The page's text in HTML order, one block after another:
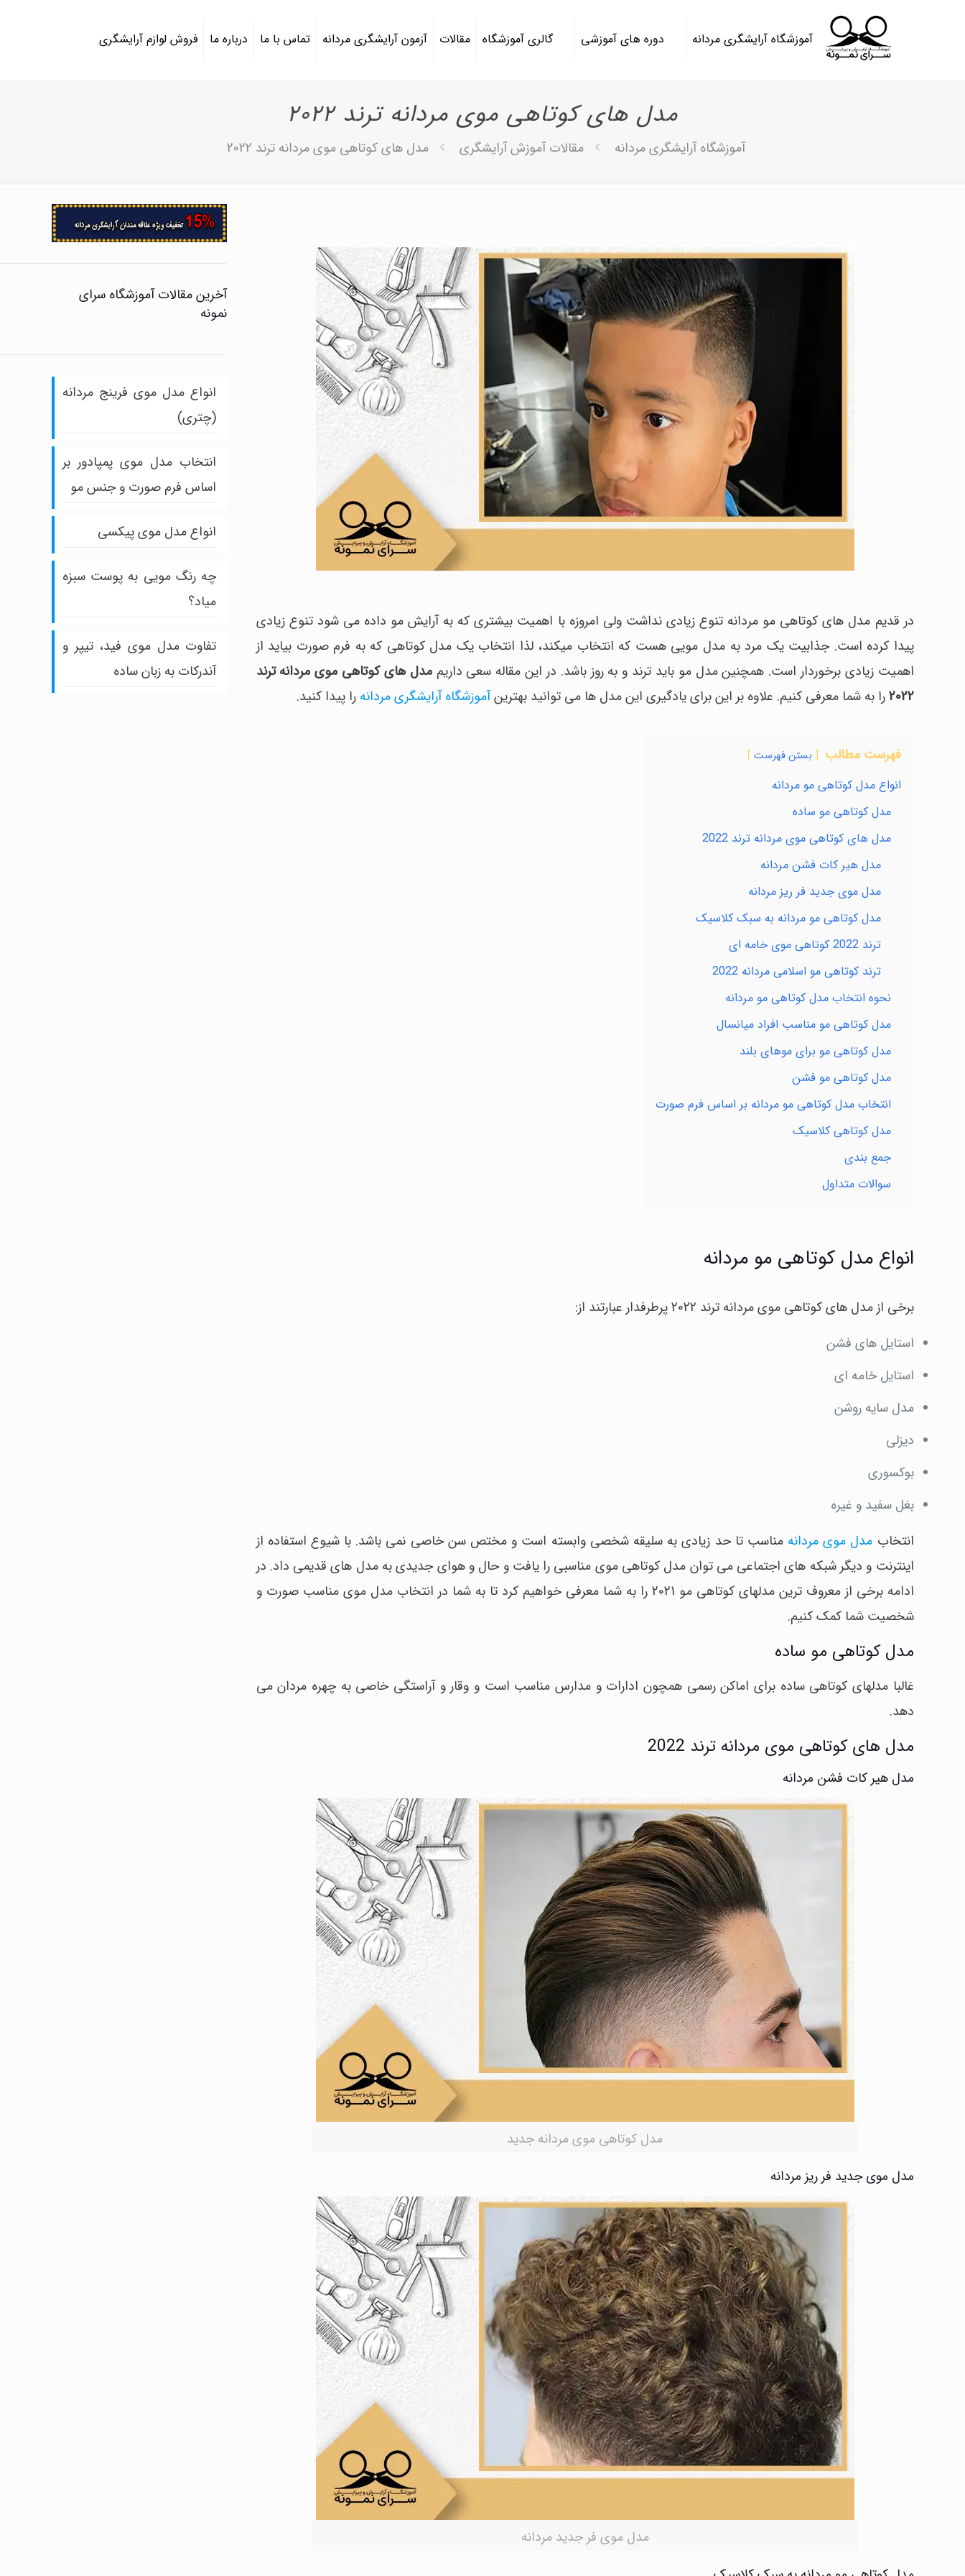
آموزشگاه آرایشگری مردانه دوره های آموزشی گالری آموزشگاه مقالات آزمون آرایشگری مردانه تماس با ما درباره ما فروش لوازم آرایشگری
مدل های کوتاهی موی مردانه ترند 2022
آموزشگاه آرایشگری مردانه مقالات آموزش آرایشگری مدل های کوتاهی موی مردانه ترند 2022
در قدیم مدل های کوتاهی مو مردانه تنوع زیادی نداشت ولی امروزه با اهمیت بیشتری که به آرایش مو داده می شود تنوع زیادی
پیدا کرده است. جذابیت یک مرد به مدل مویی هست که انتخاب میکند، لذا انتخاب یک مدل کوتاهی که به فرم صورت بیاید از
اهمیت زیادی برخوردار است. همچنین مدل مو باید ترند و به روز باشد. در این مقاله سعی داریممدل های کوتاهی موی مردانه ترند
2022را به شما معرفی کنیم. علاوه بر این برای یادگیری این مدل ها می توانید بهترینآموزشگاه آرایشگری مردانه را پیدا کنید.
فهرست مطالب بستن فهرست
انواع مدل کوتاهی مو مردانه
مدل کوتاهی مو ساده
مدل های کوتاهی موی مردانه ترند 2022
مدل هیر کات فشن مردانه
مدل موی جدید فر ریز مردانه
مدل کوتاهی مو مردانه به سبک کلاسیک
ترند 2022 کوتاهی موی خامه ای
ترند کوتاهی مو اسلامی مردانه 2022
نحوه انتخاب مدل کوتاهی مو مردانه
مدل کوتاهی مو مناسب افراد میانسال
مدل کوتاهی مو برای موهای بلند
مدل کوتاهی مو فشن
انتخاب مدل کوتاهی مو مردانه بر اساس فرم صورت
مدل کوتاهی کلاسیک
جمع بندی
سوالات متداول
انواع مدل کوتاهی مو مردانه
برخی از مدل های کوتاهی موی مردانه ترند 2022 پرطرفدار عبارتند از:
استایل های فشن
استایل خامه ای
مدل سایه روشن
دیزلی
بوکسوری
بغل سفید و غیره
انتخاب مدل موی مردانه مناسب تا حد زیادی به سلیقه شخصی وابسته است و مختص سن خاصی نمی باشد. با شیوع استفاده از
اینترنت و دیگر شبکه های اجتماعی می توان مدل کوتاهی موی مناسبی را یافت و حال و هوای جدیدی به مدل های قدیمی داد. در
ادامه برخی از معروف ترین مدلهای کوتاهی مو 2021 را به شما معرفی خواهیم کرد تا به شما در انتخاب مدل موی مناسب صورت و
شخصیت شما کمک کنیم.
مدل کوتاهی مو ساده
غالبا مدلهای کوتاهی ساده برای اماکن رسمی همچون ادارات و مدارس مناسب است و وقار و آراستگی خاصی به چهره مردان می
دهد.
مدل های کوتاهی موی مردانه ترند 2022
مدل هیر کات فشن مردانه
مدل کوتاهی موی مردانه جدید
مدل موی جدید فر ریز مردانه
مدل موی فر جدید مردانه
آخرین مقالات آموزشگاه سرای
نمونه
انواع مدل موی فرینج مردانه
(چتری)
انتخاب مدل موی پمپادور بر
اساس فرم صورت و جنس مو
انواع مدل موی پیکسی
چه رنگ مویی به پوست سبزه
میاد؟
تفاوت مدل موی فید، تیپر و
آندرکات به زبان ساده